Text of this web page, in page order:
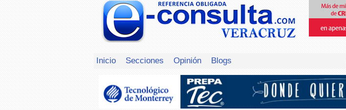
Inicio Secciones Opinión Blogs